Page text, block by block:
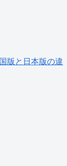
版と日本版の違